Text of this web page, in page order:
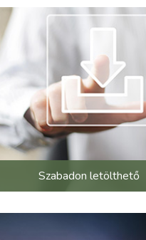
Szabadon letölthető